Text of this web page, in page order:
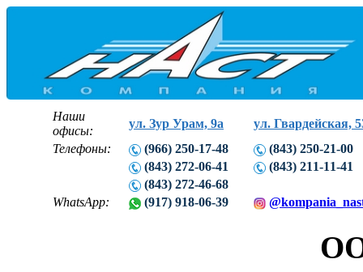
Наши
офисы:
ул. Зур Урам, 9а
ул. Гвардейская,
Телефоны:
(966) 250-17-48
(843) 250-21-00
(843) 272-06-41
(843) 211-11-41
(843) 272-46-68
WhatsApp:
(917) 918-06-39